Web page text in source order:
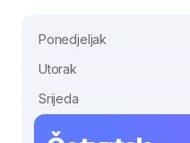
Ponedjeljak
Utorak
Srijeda